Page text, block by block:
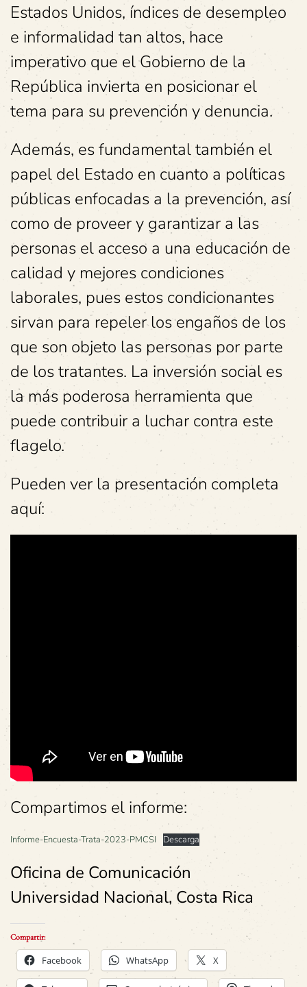
Estados Unidos, índices de desempleo
e informalidad tan altos, hace
imperativo que el Gobierno de la
República invierta en posicionar el
tema para su prevención y denuncia.
Además, es fundamental también el
papel del Estado en cuanto a políticas
públicas enfocadas a la prevención, así
como de proveer y garantizar a las
personas el acceso a una educación de
calidad y mejores condiciones
laborales, pues estos condicionantes
sirvan para repeler los engaños de los
que son objeto las personas por parte
de los tratantes. La inversión social es
la más poderosa herramienta que
puede contribuir a luchar contra este
flagelo.
Pueden ver la presentación completa
aquí:
Compartimos el informe:
Informe-Encuesta-Trata-2023-PMCSI Descarga
Oficina de Comunicación
Universidad Nacional, Costa Rica
Compartir:
Facebook WhatsApp X